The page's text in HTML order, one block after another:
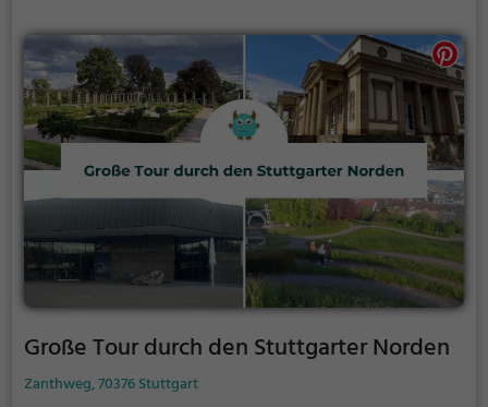
Große Tour durch den Stuttgarter Norden
Zanthweg, 70376 Stuttgart